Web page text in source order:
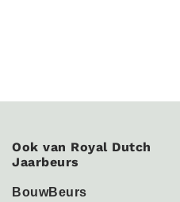
Ook van Royal Dutch
Jaarbeurs
BouwBeurs